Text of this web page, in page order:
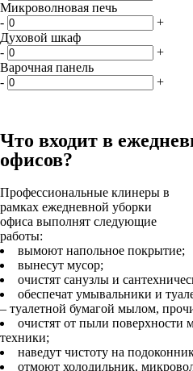
Микроволновая печь
-
+
Духовой шкаф
-
+
Варочная панель
-
+
Что входит в
офисов?
Профессиональные клинеры в
рамках ежедневной уборки
офиса выполнят следующие
работы:
вымоют напольное покрытие;
вынесут мусор;
очистят санузлы и
обеспечат умывальники и
– туалетной бумагой мылом,
очистят от пыли поверхности
техники;
наведут чистоту на
отмоют холодильник,